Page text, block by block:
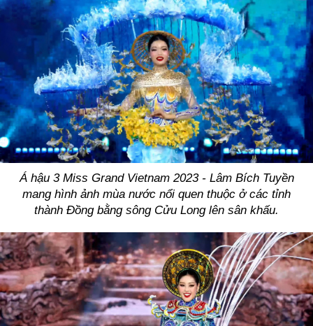
Á hậu 3 Miss Grand Vietnam 2023 - Lâm Bích Tuyền
mang hình ảnh mùa nước nổi quen thuộc ở các tỉnh
thành Đồng bằng sông Cửu Long lên sân khấu.